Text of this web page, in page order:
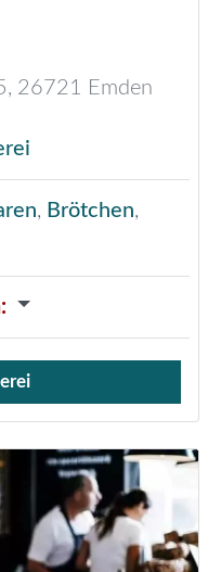
, 26721 Emden
, Brötchen,
: